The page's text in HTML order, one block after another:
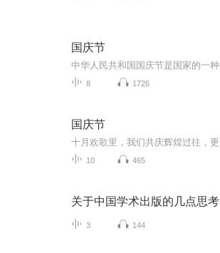
国庆节
8 1726
国庆节
10 465
关于中国学术出版的几点思考
3 144